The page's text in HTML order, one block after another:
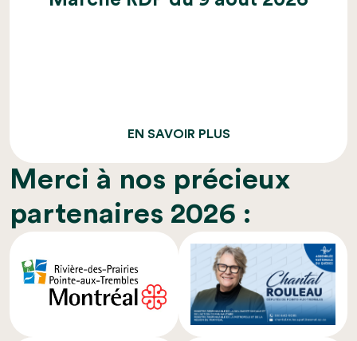
EN SAVOIR PLUS
Merci à nos précieux
partenaires 2026 :